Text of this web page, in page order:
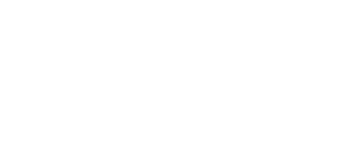
cm / 36 in, Busto: 95 cm / 37 in, Color: Negro, Talla: XS